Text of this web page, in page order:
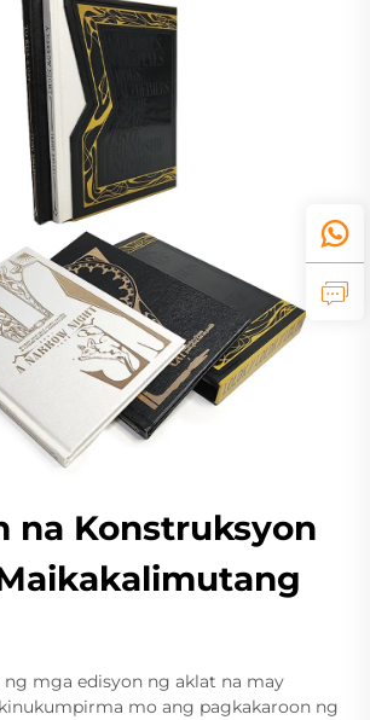
na Konstruksyon
mga edisyon ng aklat na may
mo ang pagkakaroon ng